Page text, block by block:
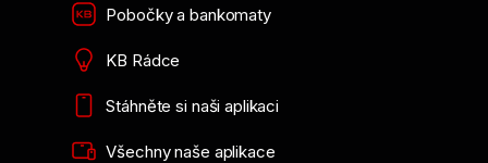
Pobočky a bankomaty
KB Rádce
Stáhněte si naši aplikaci
Všechny naše aplikace